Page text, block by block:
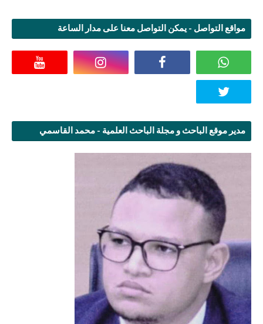
مواقع التواصل - يمكن التواصل معنا على مدار الساعة
مدير موقع الباحث و مجلة الباحث العلمية - محمد القاسمي